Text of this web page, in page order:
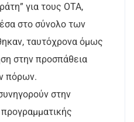
για τους ΟΤΑ,
στο σύνολο των
ταυτόχρονα όμως
στην προσπάθεια
πόρων.
στην